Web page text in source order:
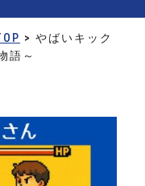
> やばいキック
語～